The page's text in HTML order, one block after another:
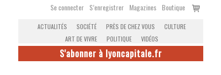
Se connecter S’enregistrer Magazines Boutique
Voir
ACTUALITÉS SOCIÉTÉ PRÈS DE CHEZ VOUS
CULTURE
ART DE VIVRE
POLITIQUE VIDÉOS
S'abonner à lyoncapitale.fr